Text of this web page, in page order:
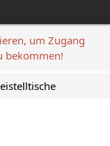
um Zugang
bekommen!